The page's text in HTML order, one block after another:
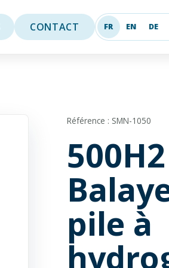
CONTACT FRFrançais
EN
English
DE
Référence : SMN-1050
500H2
pile à